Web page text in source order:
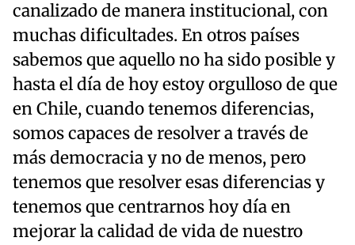
canalizado de manera institucional, con
muchas dificultades. En otros países
sabemos que aquello no ha sido posible y
hasta el día de hoy estoy orgulloso de que
en Chile, cuando tenemos diferencias,
somos capaces de resolver a través de
más democracia y no de menos, pero
tenemos que resolver esas diferencias y
tenemos que centrarnos hoy día en
mejorar la calidad de vida de nuestro